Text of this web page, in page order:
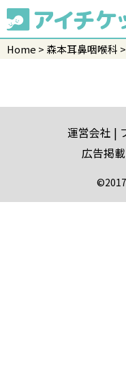
Home 森本耳鼻咽喉科
運営会社
広告掲